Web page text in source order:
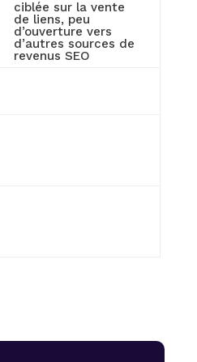
ciblée sur la vente
de liens, peu
d’ouverture vers
d’autres sources de
revenus SEO